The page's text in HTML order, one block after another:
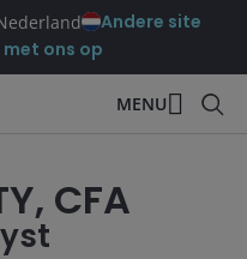
Andere site
ons op
MENU
CFA